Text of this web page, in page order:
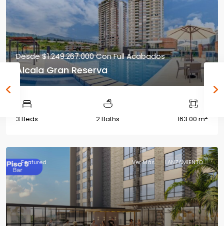
Desde$1.249.267.000Con Full Acabados
Alcala Gran Reserva
3 Beds 2 Baths 163.00 m2
Featured Ver Más LANZAMIENTO